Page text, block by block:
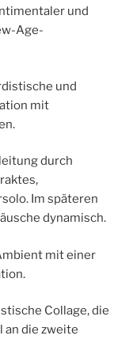
und
Age-
und
mit
durch
Im späteren
dynamisch.
mit einer
Collage, die
an die zweite